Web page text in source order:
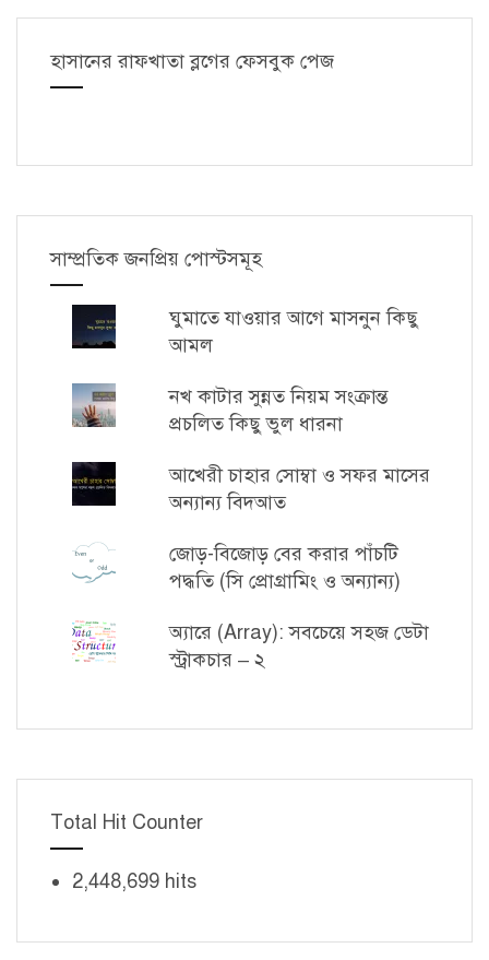
হাসানের রাফখাতা ব্লগের ফেসবুক পেজ
সাম্প্রতিক জনপ্রিয় পোস্টসমূহ
ঘুমাতে যাওয়ার আগে মাসনুন কিছু
আমল
নখ কাটার সুন্নত নিয়ম সংক্রান্ত
প্রচলিত কিছু ভুল ধারনা
আখেরী চাহার সোম্বা ও সফর মাসের
অন্যান্য বিদআত
জোড়-বিজোড় বের করার পাঁচটি
পদ্ধতি (সি প্রোগ্রামিং ও অন্যান্য)
অ্যারে (Array): সবচেয়ে সহজ ডেটা
স্ট্রাকচার – ২
Total Hit Counter
2,448,699 hits